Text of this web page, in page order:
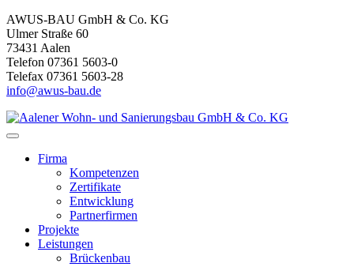
AWUS-BAU GmbH & Co. KG
Ulmer Straße 60
73431 Aalen
Telefon 07361 5603-0
Telefax 07361 5603-28
info@awus-bau.de
Firma
Kompetenzen
Zertifikate
Entwicklung
Partnerfirmen
Projekte
Leistungen
Brückenbau